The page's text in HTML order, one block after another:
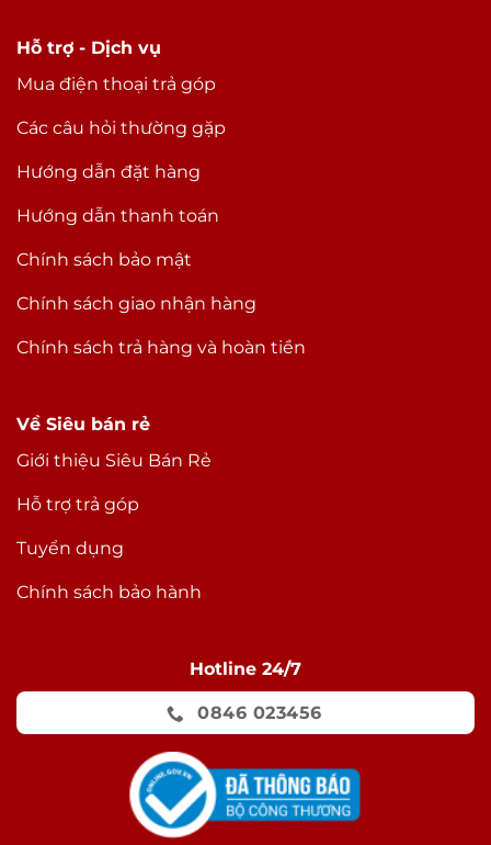
Hỗ trợ - Dịch vụ
Mua điện thoại trả góp
Các câu hỏi thường gặp
Hướng dẫn đặt hàng
Hướng dẫn thanh toán
Chính sách bảo mật
Chính sách giao nhận hàng
Chính sách trả hàng và hoàn tiền
Về Siêu bán rẻ
Giới thiệu Siêu Bán Rẻ
Hỗ trợ trả góp
Tuyển dụng
Chính sách bảo hành
Hotline 24/7
0846 023456